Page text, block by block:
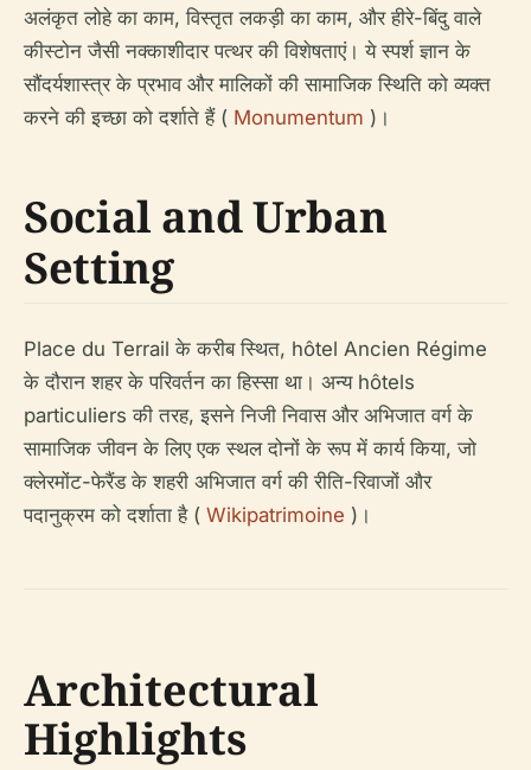
अलंकृत लोहे का काम, विस्तृत लकड़ी का काम, और हीरे-बिंदु वाले
कीस्टोन जैसी नक्काशीदार पत्थर की विशेषताएं। ये स्पर्श ज्ञान के
सौंदर्यशास्त्र के प्रभाव और मालिकों की सामाजिक स्थिति को व्यक्त
करने की इच्छा को दर्शाते हैं ( Monumentum )।
Social and Urban
Setting
Place du Terrail के करीब स्थित, hôtel Ancien Régime
के दौरान शहर के परिवर्तन का हिस्सा था। अन्य hôtels
particuliers की तरह, इसने निजी निवास और अभिजात वर्ग के
सामाजिक जीवन के लिए एक स्थल दोनों के रूप में कार्य किया, जो
क्लेरमोंट-फेरैंड के शहरी अभिजात वर्ग की रीति-रिवाजों और
पदानुक्रम को दर्शाता है ( Wikipatrimoine )।
Architectural
Highlights